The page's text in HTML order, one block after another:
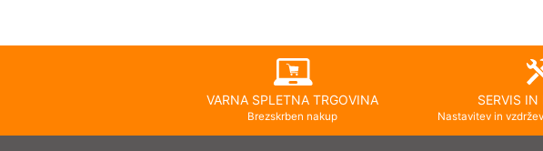
VARNA SPLETNA TRGOVINA
Brezskrben nakup
SERVIS
Nastavitev in